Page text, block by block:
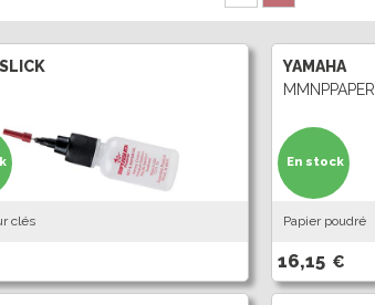
clés
YAMAHA
MMNPPAPER
Papier poudré
16,15 €
En stock